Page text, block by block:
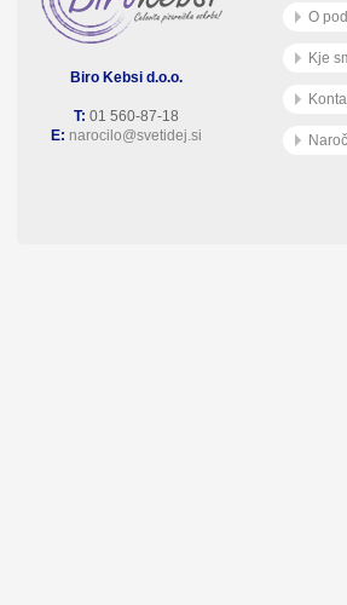
Biro Kebsi d.o.o.
T: 01 560-87-18
E: narocilo@svetidej.si
O
Kje